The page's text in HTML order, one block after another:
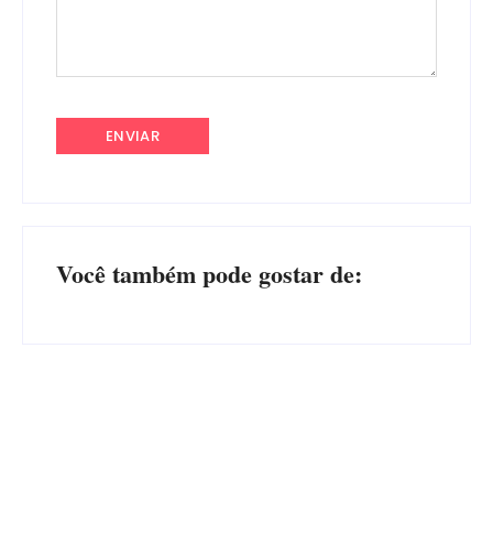
Você também pode gostar de: